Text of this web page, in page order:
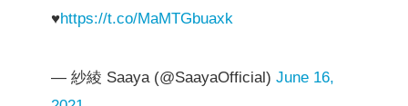
♥️https://t.co/MaMTGbuaxk
— 紗綾 Saaya (@SaayaOfficial) June 16,